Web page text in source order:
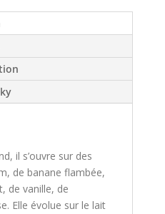
il s’ouvre sur des
de banane flambée,
de vanille, de
Elle évolue sur le lait